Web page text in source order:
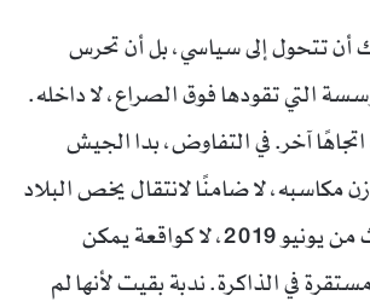
أن تتحول إلى سياسي، بل أن تحرس
التي تقودها فوق الصراع، لا داخله.
آخر. في التفاوض، بدا الجيش
مكاسبه، لا ضامنًا لانتقال يخص البلاد
كلها. ثم جاء الثالث من يونيو 2019، لا كواقعة يمكن
في الذاكرة. ندبة بقيت لأنها لم